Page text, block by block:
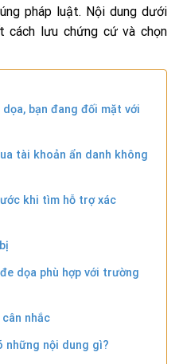
pháp luật. Nội dung dưới
cách lưu chứng cứ và chọn
bạn đang đối mặt với
tài khoản ẩn danh không
khi tìm hỗ trợ xác
dọa phù hợp với trường
nhắc
những nội dung gì?